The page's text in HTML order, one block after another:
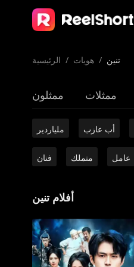
الرئيسية / هويات / تنين
ممثلون ممثلات
ملياردير أب عازب
فنان متملك عامل
أفلام تنين